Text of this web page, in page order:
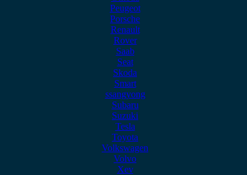
Peugeot
Porsche
Renault
Rover
Saab
Seat
Skoda
Smart
ssangyong
Subaru
Suzuki
Tesla
Toyota
Volkswagen
Volvo
Xev